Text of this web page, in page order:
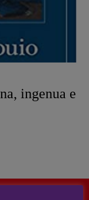
ingenua e